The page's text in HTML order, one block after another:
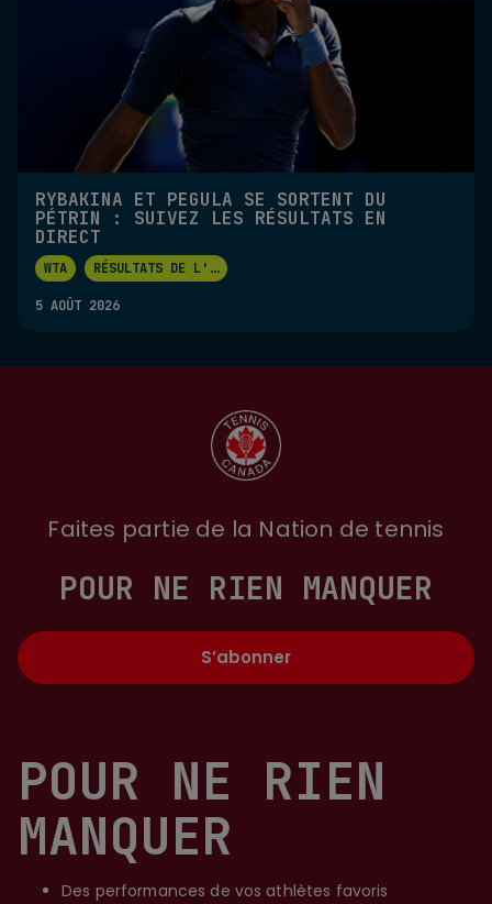
RYBAKINA ET PEGULA SE SORTENT DU
PÉTRIN : SUIVEZ LES RÉSULTATS EN
DIRECT
WTA RÉSULTATS DE L' ...
5 AOÛT 2026
POUR NE RIEN
MANQUER
Des performances de vos athlètes favoris
Faites partie de la Nation de tennis
POUR NE RIEN MANQUER
S’abonner